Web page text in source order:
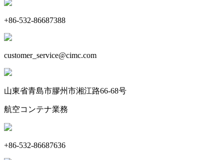
+86-532-86687388
customer_service@cimc.com
山東省青島市膠州市湘江路66-68号
航空コンテナ業務
+86-532-86687636